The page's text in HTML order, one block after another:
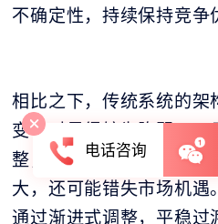
不确定性，持续保持竞争
相比之下，传统系统的
变化时显得较为脆弱。
整，传统系统可能需要
大，还可能错失市场机
通过渐进式调整，平稳过
电话咨询